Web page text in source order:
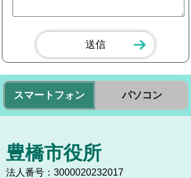
スマートフォン パソコン
豊橋市役所
法人番号：3000020232017